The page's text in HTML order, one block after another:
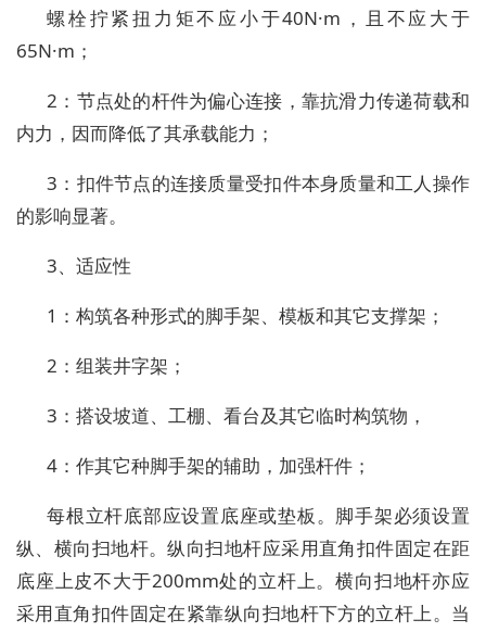
螺栓拧紧扭力矩不应小于40N·m，且不应大于
65N·m；
2：节点处的杆件为偏心连接，靠抗滑力传递荷载和
内力，因而降低了其承载能力；
3：扣件节点的连接质量受扣件本身质量和工人操作
的影响显著。
3、适应性
1：构筑各种形式的脚手架、模板和其它支撑架；
2：组装井字架；
3：搭设坡道、工棚、看台及其它临时构筑物，
4：作其它种脚手架的辅助，加强杆件；
每根立杆底部应设置底座或垫板。脚手架必须设置
纵、横向扫地杆。纵向扫地杆应采用直角扣件固定在距
底座上皮不大于200mm处的立杆上。横向扫地杆亦应
采用直角扣件固定在紧靠纵向扫地杆下方的立杆上。当